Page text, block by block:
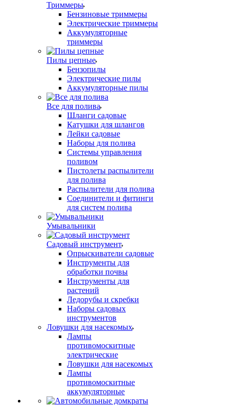
Триммеры
Бензиновые триммеры
Электрические триммеры
Аккумуляторные
триммеры
Пилы цепные
Бензопилы
Электрические пилы
Аккумуляторные пилы
Все для полива
Шланги садовые
Катушки для шлангов
Лейки садовые
Наборы для полива
Системы управления
поливом
Пистолеты распылители
для полива
Распылители для полива
Соединители и фитинги
для систем полива
Умывальники
Садовый инструмент
Опрыскиватели садовые
Инструменты для
обработки почвы
Инструменты для
растений
Ледорубы и скребки
Наборы садовых
инструментов
Ловушки для насекомых
Лампы
противомоскитные
электрические
Ловушки для насекомых
Лампы
противомоскитные
аккумуляторные